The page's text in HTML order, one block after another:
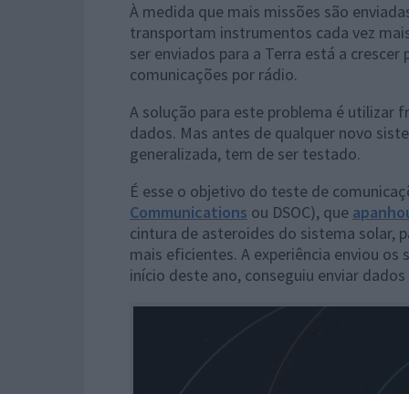
À medida que mais missões são
transportam instrumentos cada vez
ser enviados para a Terra está a
comunicações por rádio.
A solução para este problema é utilizar
dados. Mas antes de qualquer novo
generalizada, tem de ser testado.
É esse o objetivo do teste de
Communications ou DSOC), que
cintura de asteroides do sistema solar,
mais eficientes. A experiência enviou
início deste ano, conseguiu enviar